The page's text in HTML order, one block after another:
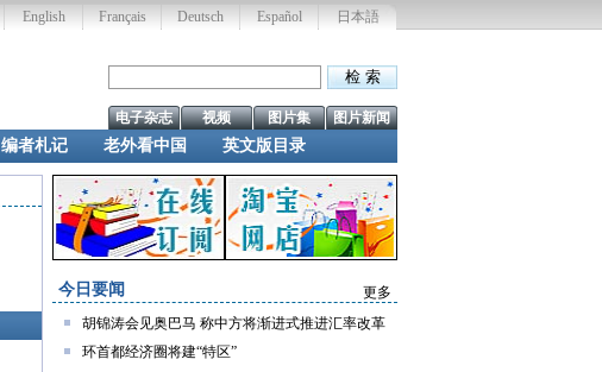
日本語
Español
Deutsch
Français
English
图片新闻
图片集
视频
电子杂志
编者札记 老外看中国 英文版目录
今日要闻
更多
胡锦涛会见奥巴马 称中方将渐进式推进汇率改革
环首都经济圈将建“特区”